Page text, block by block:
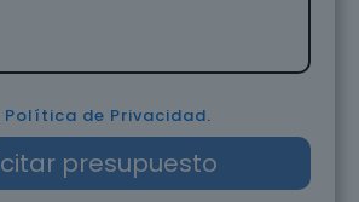
Política de Privacidad.